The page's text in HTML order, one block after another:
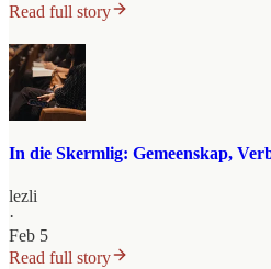
Read full story
In die Skermlig: Gemeenskap,
lezli
·
Feb 5
Read full story